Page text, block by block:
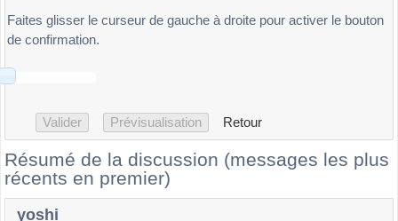
Faites glisser le curseur de gauche à droite pour activer le bouton
de confirmation.
Retour
Résumé de la discussion (messages les plus
récents en premier)
yoshi